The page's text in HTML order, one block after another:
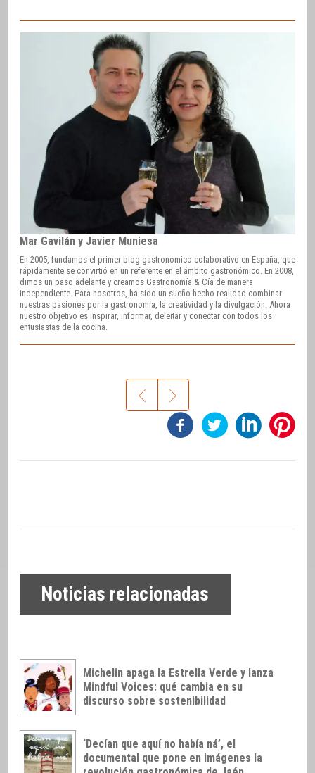
Mar Gavilán y Javier Muniesa
En 2005, fundamos el primer blog gastronómico colaborativo en España, que
rápidamente se convirtió en un referente en el ámbito gastronómico. En 2008,
dimos un paso adelante y creamos Gastronomía & Cía de manera
independiente. Para nosotros, ha sido un sueño hecho realidad combinar
nuestras pasiones por la gastronomía, la creatividad y la divulgación. Ahora
nuestro objetivo es inspirar, informar, deleitar y conectar con todos los
entusiastas de la cocina.
Noticias relacionadas
Michelin apaga la Estrella Verde y lanza
Mindful Voices: qué cambia en su
discurso sobre sostenibilidad
‘Decían que aquí no había ná’, el
documental que pone en imágenes la